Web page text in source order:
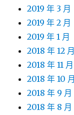
2019 年 3 月
2019 年 2 月
2019 年 1 月
2018 年 12 月
2018 年 11 月
2018 年 10 月
2018 年 9 月
2018 年 8 月